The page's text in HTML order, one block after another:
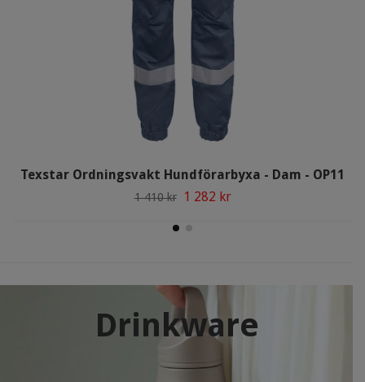
Drinkware
Texstar Ordningsvakt Hundförarbyxa - Dam - OP11
1 410 kr 1 282 kr